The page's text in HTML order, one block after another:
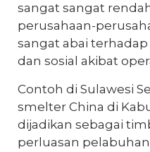
sangat sangat
perusahaan-
sangat abai
dan sosial akibat
Contoh di Sulawesi
smelter China di
dijadikan sebagai
perluasan